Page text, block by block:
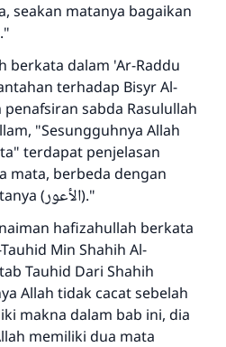
seakan matanya bagaikan
berkata dalam 'Ar-Raddu
terhadap Bisyr Al-
sabda Rasulullah
"Sesungguhnya Allah
terdapat penjelasan
mata, berbeda dengan
yang cacat sebelah matanya (الأعور)."
hafizahullah berkata
Min Shahih Al-
Tauhid Dari Shahih
Allah tidak cacat sebelah
makna dalam bab ini, dia
memiliki dua mata